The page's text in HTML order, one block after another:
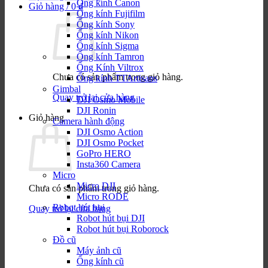
Giỏ hàng /0₫
Chưa có sản phẩm trong giỏ hàng.
Quay trở lại cửa hàng
Giỏ hàng
Chưa có sản phẩm trong giỏ hàng.
Quay trở lại cửa hàng
Ống kính Canon
Ống kính Fujifilm
Ống kính Sony
Ống kính Nikon
Ống kính Sigma
Ống kính Tamron
Ống Kính Viltrox
Ống kính TTArtisans
Gimbal
DJI Osmo Mobile
DJI Ronin
Camera hành động
DJI Osmo Action
DJI Osmo Pocket
GoPro HERO
Insta360 Camera
Micro
Micro DJI
Micro RODE
Robot hút bụi
Robot hút bụi DJI
Robot hút bụi Roborock
Đồ cũ
Máy ảnh cũ
Ống kính cũ